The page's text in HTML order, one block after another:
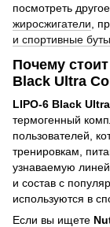
посмотреть другое
жиросжигатели,
и спортивные
Почему
Black Ultra
LIPO-6 Black
термогенный
пользователей,
тренировкам,
узнаваемую
и состав с
используются в
Если вы ищете